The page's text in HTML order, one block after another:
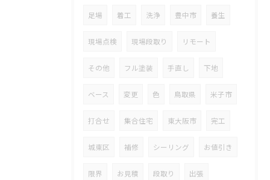
足場 着工 洗浄 豊中市 養生
現場点検 現場段取り リモート
その他 フル塗装 手直し 下地
ベース 変更 色 鳥取県 米子市
打合せ 集合住宅 東大阪市 完工
城東区 補修 シーリング お値引き
限界 お見積 段取り 出張